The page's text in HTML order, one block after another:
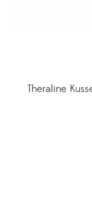
Theraline